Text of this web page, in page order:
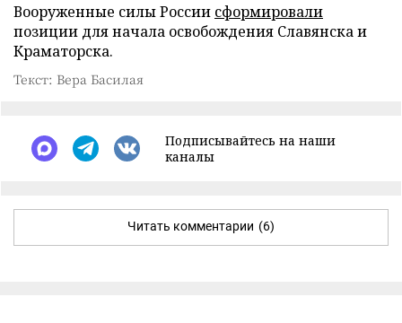
Вооруженные силы России сформировали
позиции для начала освобождения Славянска и
Краматорска.
Текст: Вера Басилая
Подписывайтесь на наши
каналы
Читать комментарии (6)